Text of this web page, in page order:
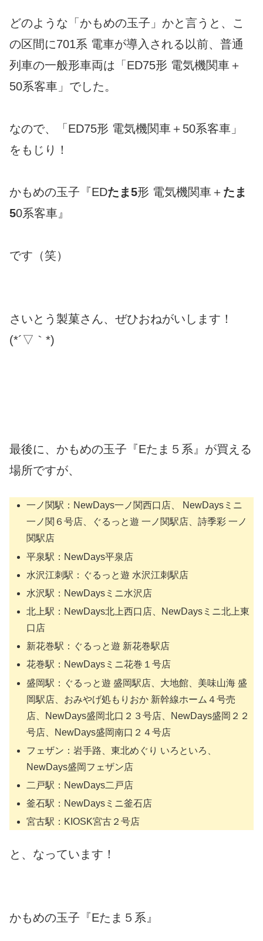
どのような「かもめの玉子」かと言うと、こ
の区間に701系 電車が導入される以前、普通
列車の一般形車両は「ED75形 電気機関車＋
50系客車」でした。
なので、「ED75形 電気機関車＋50系客車」
をもじり！
かもめの玉子『EDたま5形 電気機関車＋ たま
50系客車』
です（笑）
さいとう製菓さん、ぜひおねがいします！
(*´▽｀*)
最後に、かもめの玉子『Eたま５系』が買える
場所ですが、
一ノ関駅：NewDays一ノ関西口店、 NewDaysミニ
一ノ関６号店、ぐるっと遊 一ノ関駅店、詩季彩 一ノ
関駅店
平泉駅：NewDays平泉店
水沢江刺駅：ぐるっと遊 水沢江刺駅店
水沢駅：NewDaysミニ水沢店
北上駅：NewDays北上西口店、NewDaysミニ北上東
口店
新花巻駅：ぐるっと遊 新花巻駅店
花巻駅：NewDaysミニ花巻１号店
盛岡駅：ぐるっと遊 盛岡駅店、大地館、美味山海 盛
岡駅店、おみやげ処もりおか 新幹線ホーム４号売
店、NewDays盛岡北口２３号店、NewDays盛岡２２
号店、NewDays盛岡南口２４号店
フェザン：岩手路、東北めぐり いろといろ、
NewDays盛岡フェザン店
二戸駅：NewDays二戸店
釜石駅：NewDaysミニ釜石店
宮古駅：KIOSK宮古２号店
と、なっています！
かもめの玉子『Eたま５系』